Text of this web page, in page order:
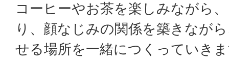
コーヒーやお茶を楽しみながら
り、顔なじみの関係を築きなが
せる場所を一緒につくっていき